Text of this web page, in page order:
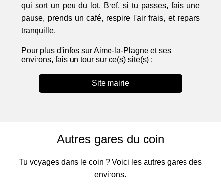
qui sort un peu du lot. Bref, si tu passes, fais une
pause, prends un café, respire l'air frais, et repars
tranquille.
Pour plus d'infos sur Aime-la-Plagne et ses
environs, fais un tour sur ce(s) site(s) :
Site mairie
Autres gares du coin
Tu voyages dans le coin ? Voici les autres gares des
environs.